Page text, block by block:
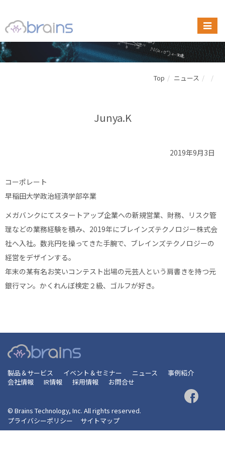
Top ニュース
Junya.K
2019年9月3日
コーポレート
早稲田大学政治経済学部卒業
メガバンクにてスタートアップ企業への新規営業、財務、リスク管
理などの業務経験を積み、2019年にブレインズテクノロジー株式会
社へ入社。数兆円を操ってきた手腕で、ブレインズテクノロジーの
経営をデザインする。
年末の某有名お笑いコンテスト出場の元芸人という肩書きを持つ元
銀行マン。かくれんぼ検定２級、ゴルフが好き。
製品＆サービス イベント＆セミナー ニュース
事例紹介
会社情報
IR情報 採用情報 お問合せ
© Brains Technology, Inc. All rights reserved.
プライバシーポリシー
サイトマップ